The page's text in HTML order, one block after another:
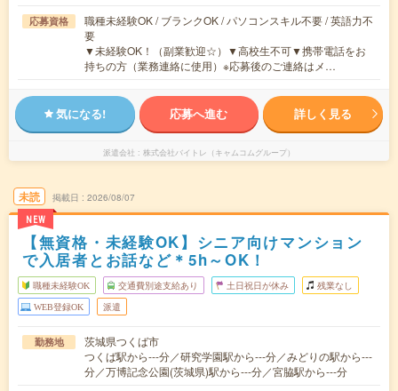
応募資格
職種未経験OK / ブランクOK / パソコンスキル不要 / 英語力不
要
▼未経験OK！（副業歓迎☆）▼高校生不可▼携帯電話をお
持ちの方（業務連絡に使用）※応募後のご連絡はメ…
気になる! 応募へ進む 詳しく見る
派遣会社 株式会社バイトレ（キャムコムグループ）
未読
NEW
掲載日 2026/08/07
【無資格・未経験OK】シニア向けマンション
で入居者とお話など＊5h～OK！
職種未経験OK 交通費別途支給あり 土日祝日が休み 残業なし
WEB登録OK 派遣
勤務地
茨城県つくば市
つくば駅から---分／研究学園駅から---分／みどりの駅から---
分／万博記念公園(茨城県)駅から---分／宮脇駅から---分